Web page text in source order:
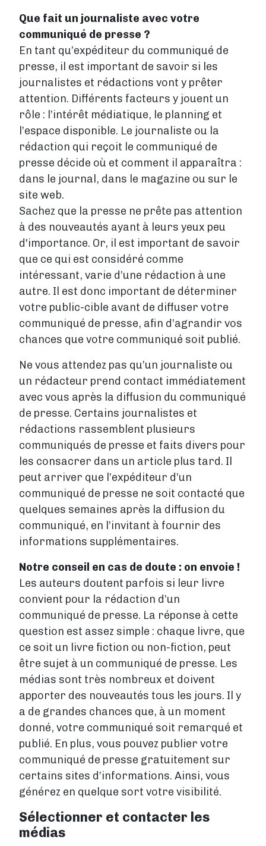
Que fait un journaliste avec votre
communiqué de presse ?
En tant qu’expéditeur du communiqué de
presse, il est important de savoir si les
journalistes et rédactions vont y prêter
attention. Différents facteurs y jouent un
rôle : l’intérêt médiatique, le planning et
l’espace disponible. Le journaliste ou la
rédaction qui reçoit le communiqué de
presse décide où et comment il apparaîtra :
dans le journal, dans le magazine ou sur le
site web.
Sachez que la presse ne prête pas attention
à des nouveautés ayant à leurs yeux peu
d'importance. Or, il est important de savoir
que ce qui est considéré comme
intéressant, varie d’une rédaction à une
autre. Il est donc important de déterminer
votre public-cible avant de diffuser votre
communiqué de presse, afin d’agrandir vos
chances que votre communiqué soit publié.
Ne vous attendez pas qu’un journaliste ou
un rédacteur prend contact immédiatement
avec vous après la diffusion du communiqué
de presse. Certains journalistes et
rédactions rassemblent plusieurs
communiqués de presse et faits divers pour
les consacrer dans un article plus tard. Il
peut arriver que l’expéditeur d’un
communiqué de presse ne soit contacté que
quelques semaines après la diffusion du
communiqué, en l’invitant à fournir des
informations supplémentaires.
Notre conseil en cas de doute : on envoie !
Les auteurs doutent parfois si leur livre
convient pour la rédaction d’un
communiqué de presse. La réponse à cette
question est assez simple : chaque livre, que
ce soit un livre fiction ou non-fiction, peut
être sujet à un communiqué de presse. Les
médias sont très nombreux et doivent
apporter des nouveautés tous les jours. Il y
a de grandes chances que, à un moment
donné, votre communiqué soit remarqué et
publié. En plus, vous pouvez publier votre
communiqué de presse gratuitement sur
certains sites d’informations. Ainsi, vous
générez en quelque sort votre visibilité.
Sélectionner et contacter les
médias